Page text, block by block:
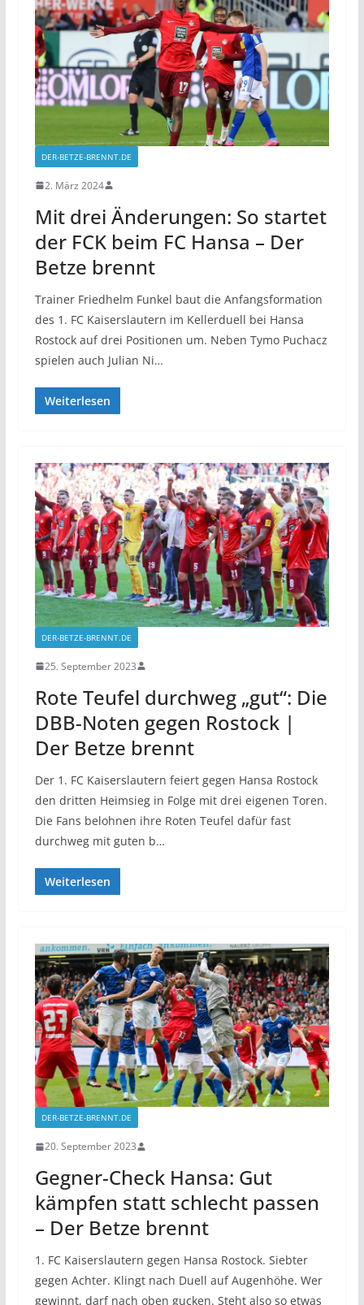
DER-BETZE-BRENNT.DE
2. März 2024
Mit drei Änderungen: So startet
der FCK beim FC Hansa – Der
Betze brennt
Trainer Friedhelm Funkel baut die Anfangsformation
des 1. FC Kaiserslautern im Kellerduell bei Hansa
Rostock auf drei Positionen um. Neben Tymo Puchacz
spielen auch Julian Ni…
Weiterlesen
DER-BETZE-BRENNT.DE
25. September 2023
Rote Teufel durchweg „gut“: Die
DBB-Noten gegen Rostock |
Der Betze brennt
Der 1. FC Kaiserslautern feiert gegen Hansa Rostock
den dritten Heimsieg in Folge mit drei eigenen Toren.
Die Fans belohnen ihre Roten Teufel dafür fast
durchweg mit guten b…
Weiterlesen
DER-BETZE-BRENNT.DE
20. September 2023
Gegner-Check Hansa: Gut
kämpfen statt schlecht passen
– Der Betze brennt
1. FC Kaiserslautern gegen Hansa Rostock. Siebter
gegen Achter. Klingt nach Duell auf Augenhöhe. Wer
gewinnt, darf nach oben gucken. Steht also so etwas